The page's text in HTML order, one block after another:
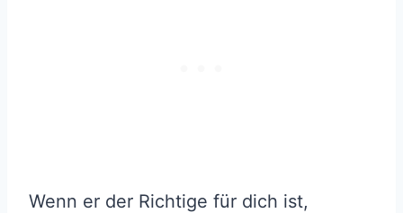
Wenn er der Richtige für dich ist,